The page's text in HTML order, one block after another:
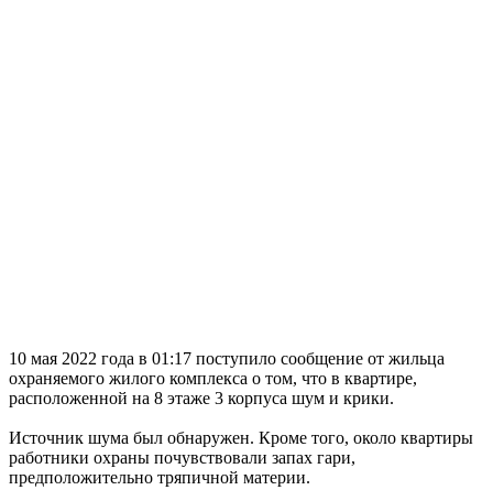
10 мая 2022 года в 01:17 поступило сообщение от жильца
охраняемого жилого комплекса о том, что в квартире,
расположенной на 8 этаже 3 корпуса шум и крики.
Источник шума был обнаружен. Кроме того, около квартиры
работники охраны почувствовали запах гари,
предположительно тряпичной материи.